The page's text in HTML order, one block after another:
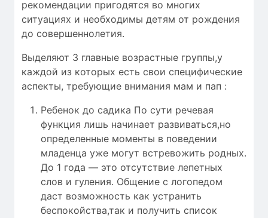
рекомендации пригодятся во многих
ситуациях и необходимы детям от рождения
до совершеннолетия.
Выделяют 3 главные возрастные группы,у
каждой из которых есть свои специфические
аспекты, требующие внимания мам и пап :
Ребенок до садика По сути речевая
функция лишь начинает развиваться,но
определенные моменты в поведении
младенца уже могут встревожить родных.
До 1 года — это отсутствие лепетных
слов и гуления. Общение с логопедом
даст возможность как устранить
беспокойства,так и получить список